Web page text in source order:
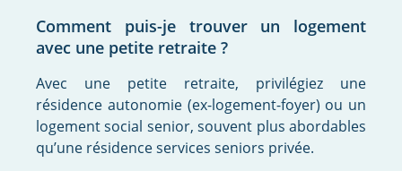
Comment puis-je trouver un logement
avec une petite retraite ?
Avec une petite retraite, privilégiez une
résidence autonomie (ex-logement-foyer) ou un
logement social senior, souvent plus abordables
qu’une résidence services seniors privée.